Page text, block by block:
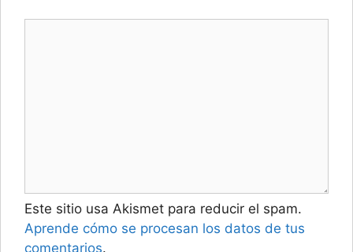
Este sitio usa Akismet para reducir el spam.
Aprende cómo se procesan los datos de tus
comentarios.